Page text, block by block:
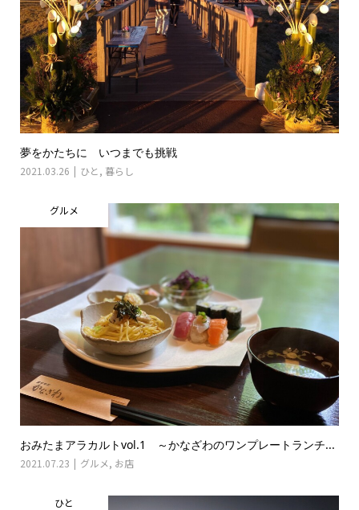
夢をかたちに いつまでも挑戦
2021.03.26 ひと , 暮らし
グルメ
おみたまアラカルトvol.1 ～かなざわのワンプレートランチ...
2021.07.23 グルメ, お店
ひと